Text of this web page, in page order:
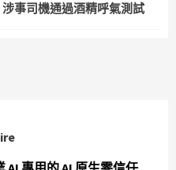
事司機通過酒精呼氣測試